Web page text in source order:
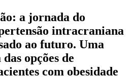
a jornada do
intracraniana
ao futuro. Uma
opções de
com obesidade